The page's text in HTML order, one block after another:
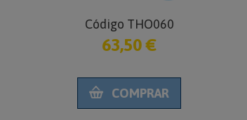
Código THO060
63,50 €
COMPRAR